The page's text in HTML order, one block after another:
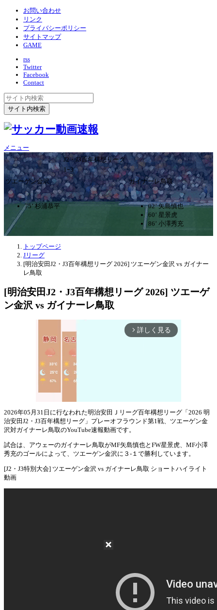
お問い合わせ
リンク
プライバシーポリシー
サイトマップ
GAME
rss
Twitter
Facebook
Contact
メニュー
J2・J3百年構想リーグ
1ｰ3
ツエーゲン金沢
ガイナーレ鳥取
75’ 杉浦恭平
02’ 矢島慎也
60’ 星景虎
86’ 小澤秀充
トップページ
Jリーグ
[明治安田J2・J3百年構想リーグ 2026] ツエーゲン金沢 vs ガイナー
レ鳥取
[明治安田J2・J3百年構想リーグ 2026] ツエーゲ
ン金沢 vs ガイナーレ鳥取
arrow_forward_ios 詳しく見る
2026年05月31日に行なわれた明治安田Ｊリーグ百年構想リーグ「2026 明
治安田J2・J3百年構想リーグ」プレーオフラウンド第1戦、ツエーゲン金
沢対ガイナーレ鳥取のYouTube速報動画です。
試合は、アウェーのガイナーレ鳥取がMF矢島慎也とFW星景虎、MF小澤
秀充のゴールによって、ツエーゲン金沢に３-１で勝利しています。
[J2・J3特別大会] ツエーゲン金沢 vs ガイナーレ鳥取 ショートハイライト
動画